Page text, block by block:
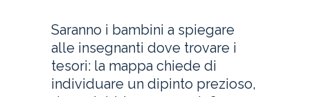
Saranno i bambini a spiegare
alle insegnanti dove trovare i
tesori: la mappa chiede di
individuare un dipinto prezioso,